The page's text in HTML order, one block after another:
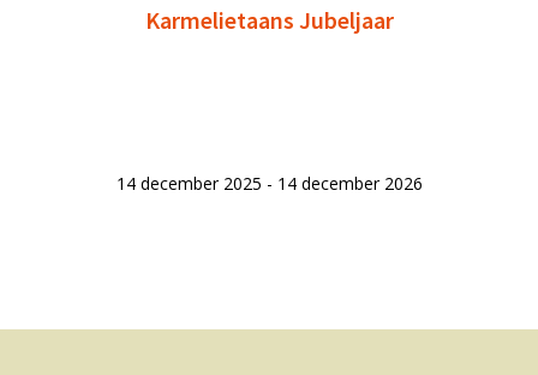
Karmelietaans Jubeljaar
14 december 2025 - 14 december 2026